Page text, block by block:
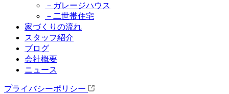
－ガレージハウス
－二世帯住宅
家づくりの流れ
スタッフ紹介
ブログ
会社概要
ニュース
プライバシーポリシー